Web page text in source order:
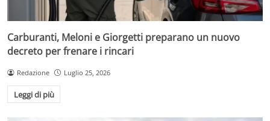
Carburanti, Meloni e Giorgetti preparano un nuovo
decreto per frenare i rincari
Redazione Luglio 25, 2026
Leggi di più